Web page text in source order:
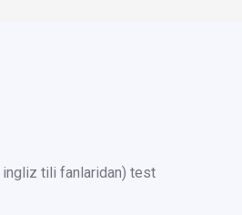
ingliz tili fanlaridan) test